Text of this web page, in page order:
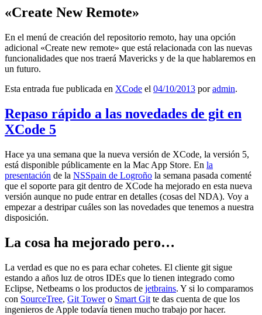
«Create New Remote»
En el menú de creación del repositorio remoto, hay una opción
adicional «Create new remote» que está relacionada con las nuevas
funcionalidades que nos traerá Mavericks y de la que hablaremos en
un futuro.
Esta entrada fue publicada en XCode el 04/10/2013 poradmin.
Repaso rápido a las novedades de git en
XCode 5
Hace ya una semana que la nueva versión de XCode, la versión 5,
está disponible públicamente en la Mac App Store. En la
presentación de la NSSpain de Logroño la semana pasada comenté
que el soporte para git dentro de XCode ha mejorado en esta nueva
versión aunque no pude entrar en detalles (cosas del NDA). Voy a
empezar a destripar cuáles son las novedades que tenemos a nuestra
disposición.
La cosa ha mejorado pero…
La verdad es que no es para echar cohetes. El cliente git sigue
estando a años luz de otros IDEs que lo tienen integrado como
Eclipse, Netbeams o los productos de jetbrains. Y si lo comparamos
con SourceTree, Git Towero Smart Git te das cuenta de que los
ingenieros de Apple todavía tienen mucho trabajo por hacer.